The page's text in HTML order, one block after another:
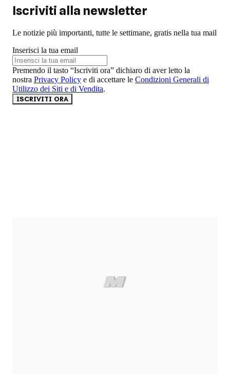
Iscriviti alla newsletter
Le notizie più importanti, tutte le settimane, gratis nella tua mail
Inserisci la tua email
Premendo il tasto “Iscriviti ora” dichiaro di aver letto la
nostra Privacy Policy e di accettare le Condizioni Generali di
Utilizzo dei Siti e di Vendita.
ISCRIVITI ORA